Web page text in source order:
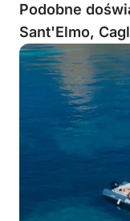
Podobne
Sant'Elmo,